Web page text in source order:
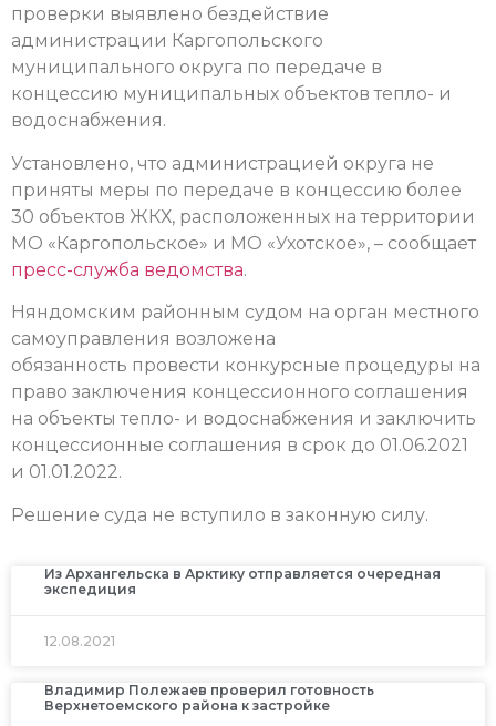
проверки выявлено бездействие
администрации Каргопольского
муниципального округа по передаче в
концессию муниципальных объектов тепло- и
водоснабжения.
Установлено, что администрацией округа не
приняты меры по передаче в концессию более
30 объектов ЖКХ, расположенных на территории
МО «Каргопольское» и МО «Ухотское», – сообщает
пресс-служба ведомства.
Няндомским районным судом на орган местного
самоуправления возложена
обязанность провести конкурсные процедуры на
право заключения концессионного соглашения
на объекты тепло- и водоснабжения и заключить
концессионные соглашения в срок до 01.06.2021
и 01.01.2022.
Решение суда не вступило в законную силу.
Из Архангельска в Арктику отправляется очередная
экспедиция
12.08.2021
Владимир Полежаев проверил готовность
Верхнетоемского района к застройке